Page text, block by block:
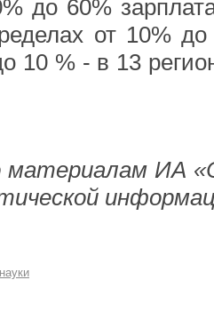
до 60%
от 10%
10 % - в 13
материалам ИА